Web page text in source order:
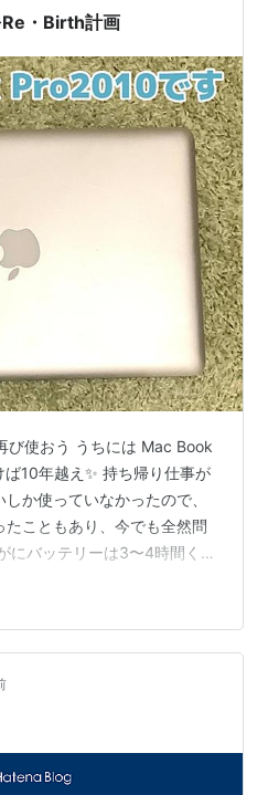
プで印…
・Birth計画
び使おう うちには Mac Book
10年越え✨ 持ち帰り仕事が
か使っていなかったので、
こともあり、今でも全然問
バッテリーは3〜4時間くら
1箇所だけ傷が（ ; ; ） その
を使ってました✌️ 冷却ファン
の言われたモデルですが、
気に10年を走り抜けまし